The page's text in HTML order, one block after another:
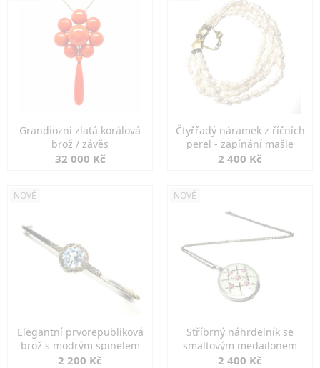
Grandiozní zlatá korálová
brož / závěs
32 000 Kč
Čtyřřadý náramek z říčních
perel - zapínání mašle
2 400 Kč
NOVÉ
Elegantní prvorepubliková
brož s modrým spinelem
2 200 Kč
NOVÉ
Stříbrný náhrdelník se
smaltovým medailonem
2 400 Kč